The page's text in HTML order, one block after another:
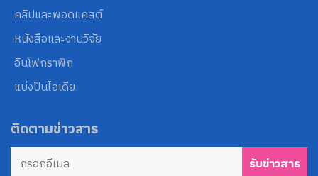
คลิปและพอดแคสต์
หนังสือและงานวิจัย
อินโฟกราฟิก
แบ่งปันไอเดีย
ติดตามข่าวสาร